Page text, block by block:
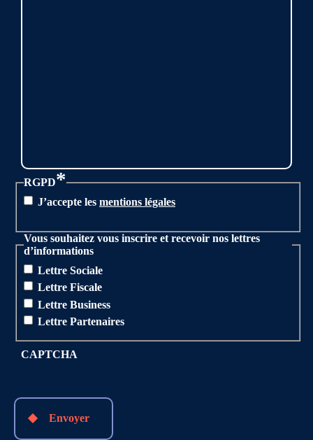
RGPD*
J’accepte les mentions légales
Vous souhaitez vous inscrire et recevoir nos lettres
d’informations
Lettre Sociale
Lettre Fiscale
Lettre Business
Lettre Partenaires
CAPTCHA
Envoyer